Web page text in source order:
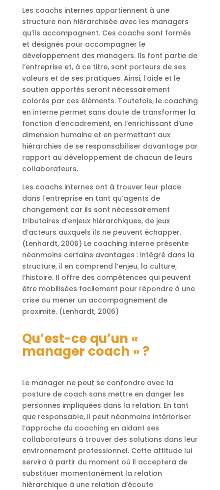
Les coachs internes appartiennent à une
structure non hiérarchisée avec les managers
qu’ils accompagnent. Ces coachs sont formés
et désignés pour accompagner le
développement des managers. Ils font partie de
l’entreprise et, à ce titre, sont porteurs de ses
valeurs et de ses pratiques. Ainsi, l’aide et le
soutien apportés seront nécessairement
colorés par ces éléments. Toutefois, le coaching
en interne permet sans doute de transformer la
fonction d’encadrement, en l’enrichissant d’une
dimension humaine et en permettant aux
hiérarchies de se responsabiliser davantage par
rapport au développement de chacun de leurs
collaborateurs.
Les coachs internes ont à trouver leur place
dans l’entreprise en tant qu’agents de
changement car ils sont nécessairement
tributaires d’enjeux hiérarchiques, de jeux
d’acteurs auxquels ils ne peuvent échapper.
(Lenhardt, 2006) Le coaching interne présente
néanmoins certains avantages : intégré dans la
structure, il en comprend l’enjeu, la culture,
l’histoire. Il offre des compétences qui peuvent
être mobilisées facilement pour répondre à une
crise ou mener un accompagnement de
proximité. (Lenhardt, 2006)
Qu’est-ce qu’un «
manager coach » ?
Le manager ne peut se confondre avec la
posture de coach sans mettre en danger les
personnes impliquées dans la relation. En tant
que responsable, il peut néanmoins intérioriser
l’approche du coaching en aidant ses
collaborateurs à trouver des solutions dans leur
environnement professionnel. Cette attitude lui
servira à partir du moment où il acceptera de
substituer momentanément la relation
hiérarchique à une relation d’écoute